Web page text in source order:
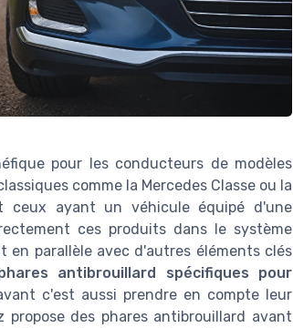
pour les conducteurs de modèles
comme la Mercedes Classe ou la
ceux ayant un véhicule équipé d'une
ces produits dans le système
parallèle avec d'autres éléments clés
antibrouillard spécifiques pour
c'est aussi prendre en compte leur
des phares antibrouillard avant